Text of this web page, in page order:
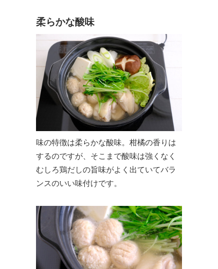
柔らかな酸味
味の特徴は柔らかな酸味。柑橘の香りは
するのですが、そこまで酸味は強くなく
むしろ鶏だしの旨味がよく出ていてバラ
ンスのいい味付けです。